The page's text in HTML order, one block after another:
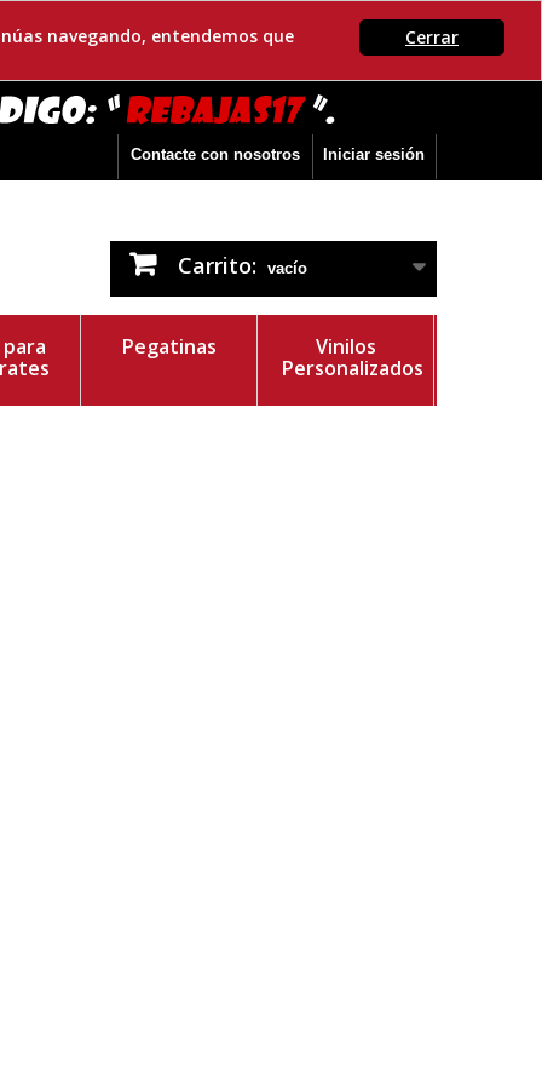
Cerrar
navegando, entendemos que
Iniciar sesión
Contacte con nosotros
Carrito: vacío
Pegatinas
Vinilos
Personalizados